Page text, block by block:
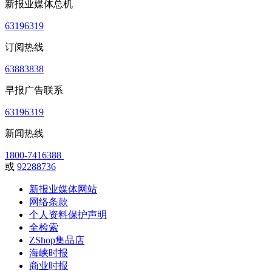
新报业媒体总机
63196319
订阅热线
63883838
早报广告联系
63196319
新闻热线
1800-7416388
或 92288736
新报业媒体网站
网络条款
个人资料保护声明
全检索
ZShop集品店
海峡时报
商业时报